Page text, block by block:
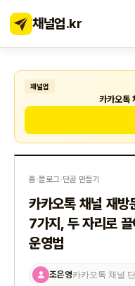
채널업.kr
채널업
카카오톡
홈›블로그›단골 만들기
카카오톡 채널 재방
7가지, 두 자리로
운영법
조은영카카오톡 채널